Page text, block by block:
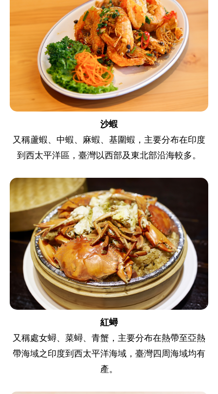
沙蝦
又稱蘆蝦、中蝦、麻蝦、基圍蝦，主要分布在印度
到西太平洋區，臺灣以西部及東北部沿海較多。
紅蟳
又稱處女蟳、菜蟳、青蟹，主要分布在熱帶至亞熱
帶海域之印度到西太平洋海域，臺灣四周海域均有
產。